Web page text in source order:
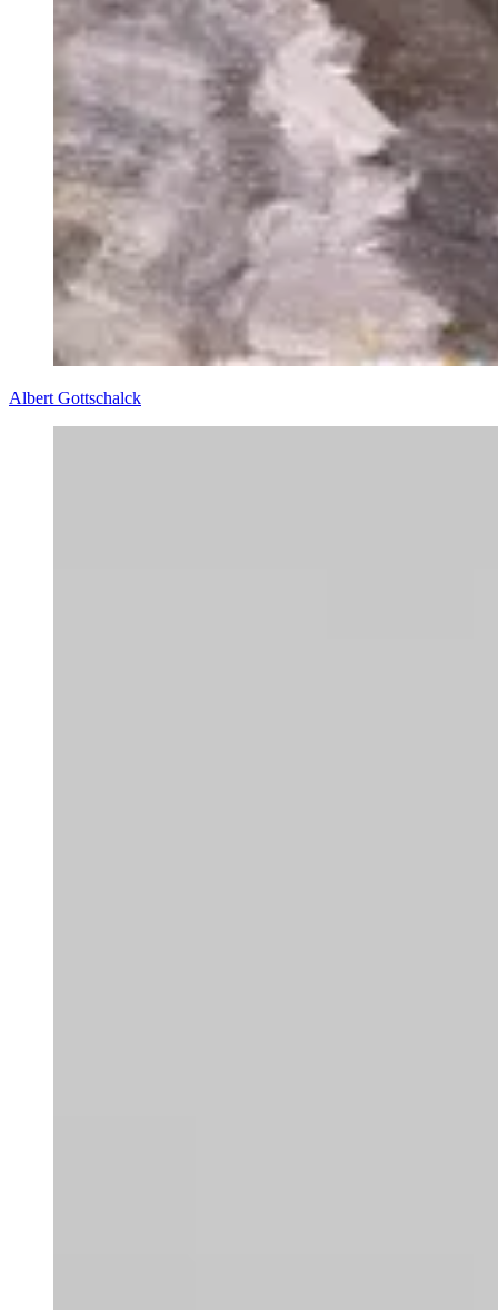
Albert Gottschalck